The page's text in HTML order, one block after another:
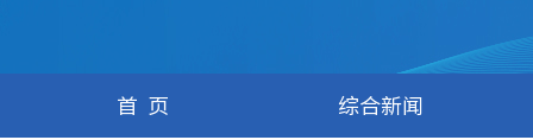
首页 综合新闻